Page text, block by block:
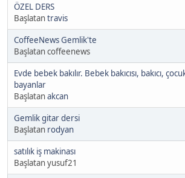
ÖZEL DERS
Başlatantravis
CoffeeNews Gemlik'te
Başlatan coffeenews
Evde bebek bakılır. Bebek bakıcısı, bakıcı,
bayanlar
Başlatanakcan
Gemlik gitar dersi
Başlatan rodyan
satılık iş makinası
Başlatan yusuf21